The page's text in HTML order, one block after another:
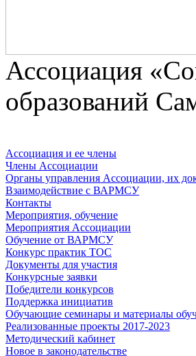
Ассоциaция
образований
Ассоциация и ее члены
Члены Ассоциации
Органы управления Ассоциации, их
Взаимодействие c ВАРМСУ
Контакты
Мероприятия, обучение
Мероприятия Ассоциации
Обучение от ВАРМСУ
Конкурс практик ТОС
Документы для участия
Конкурсные заявки
Победители конкурсов
Поддержка инициатив
Обучающие семинары и материалы
Реализованные проекты 2017-2023
Методический кабинет
Новое в законодательстве